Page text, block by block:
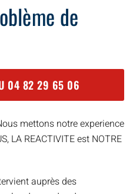
de
04 82 29 65 06
mettons notre experience
LA REACTIVITE est NOTRE
auprès des